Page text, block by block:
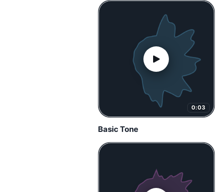
0:03
Basic Tone